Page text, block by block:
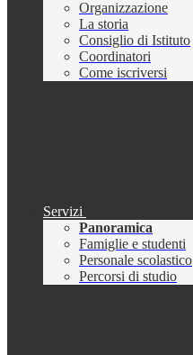
Organizzazione
La storia
Consiglio di Istituto
Coordinatori
Come iscriversi
Servizi
Panoramica
Famiglie e studenti
Personale scolastico
Percorsi di studio